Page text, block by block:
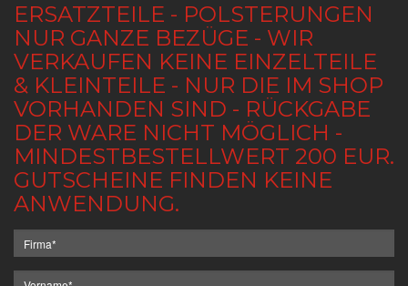
ERSATZTEILE - POLSTERUNGEN
NUR GANZE BEZÜGE - WIR
VERKAUFEN KEINE EINZELTEILE
& KLEINTEILE - NUR DIE IM SHOP
VORHANDEN SIND - RÜCKGABE
DER WARE NICHT MÖGLICH -
MINDESTBESTELLWERT 200 EUR.
GUTSCHEINE FINDEN KEINE
ANWENDUNG.